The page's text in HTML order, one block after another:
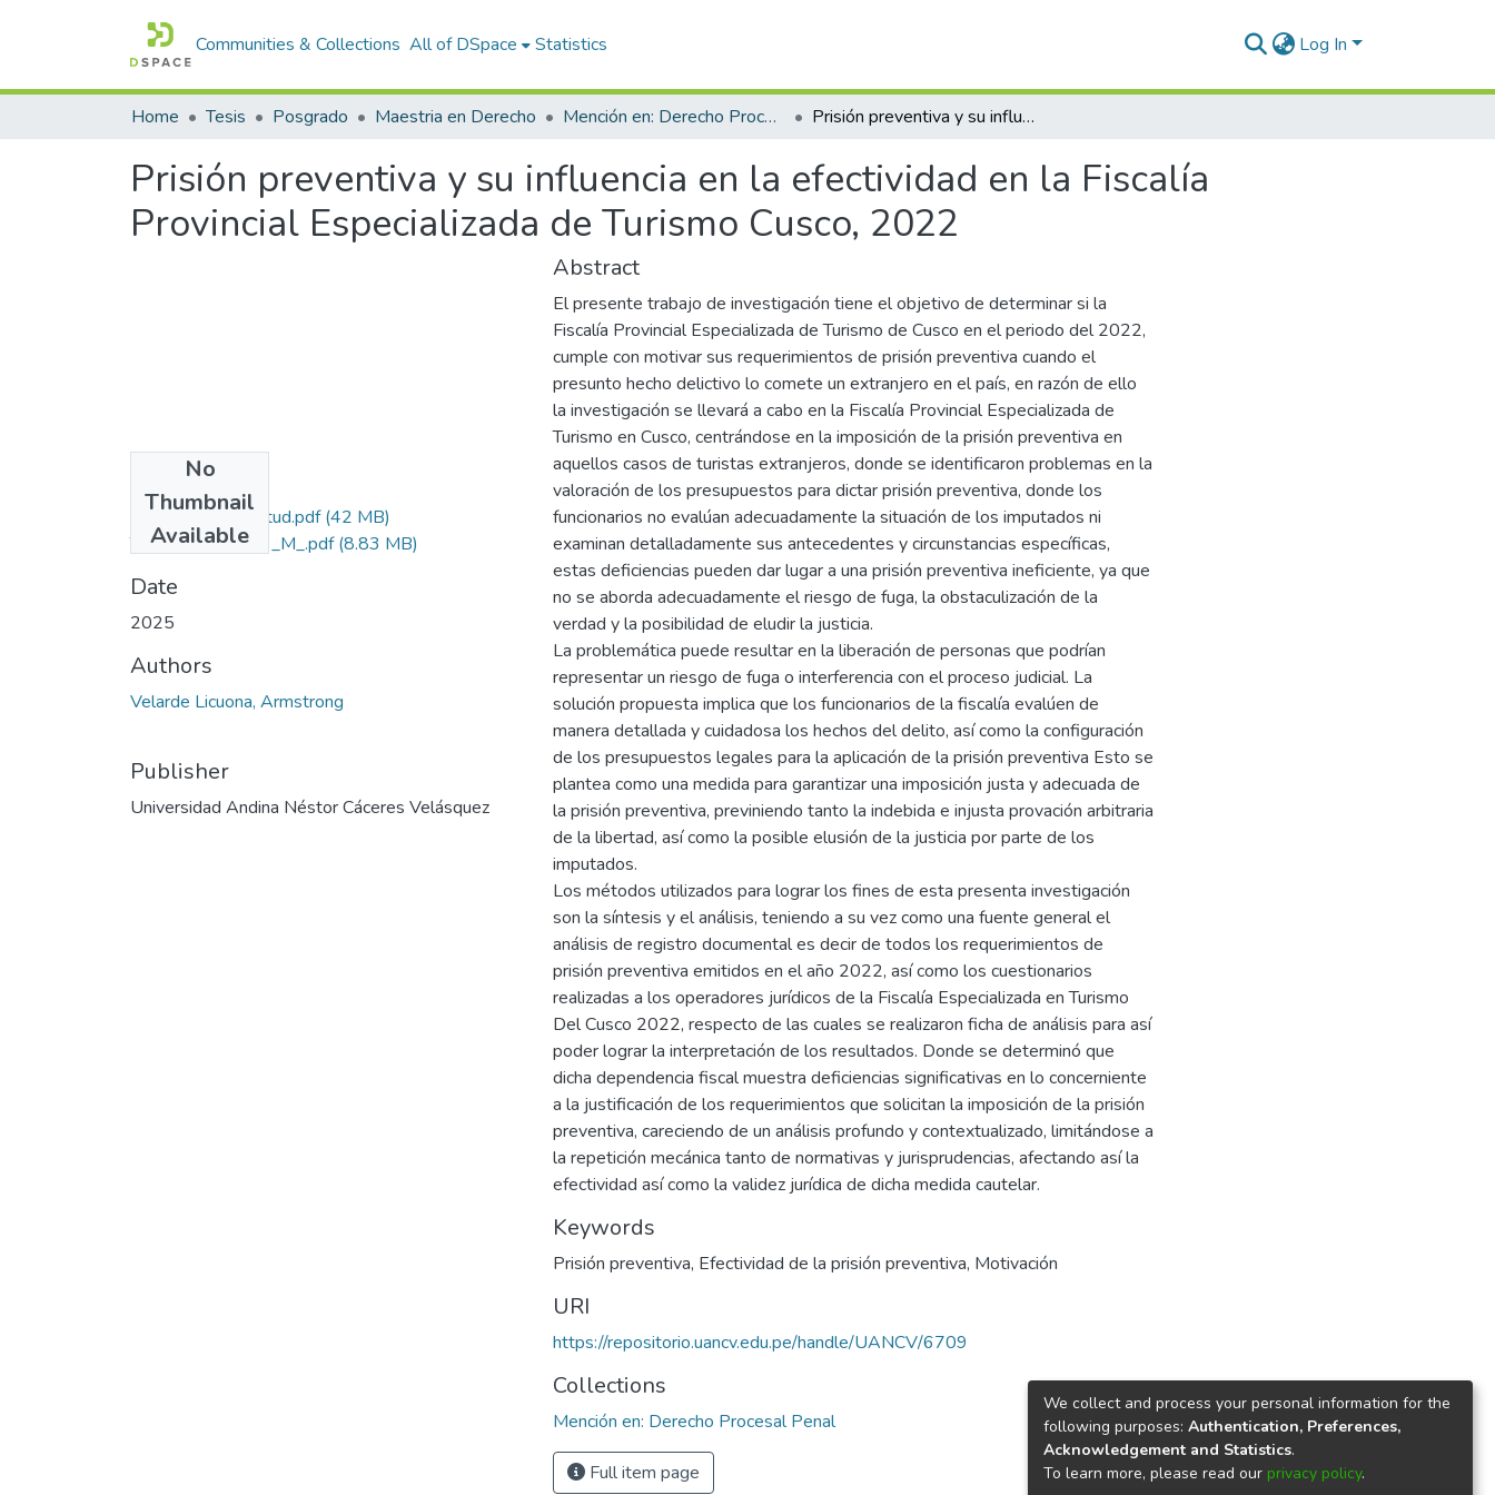
Communities & Collections All of DSpace Statistics Log In
Home Tesis Posgrado Maestria en Derecho Mención en: Derecho Procesal Penal Prisión preventiva y su influencia en la efectividad en la Fiscalía Provincial Especializada de Turismo Cusco, 2022
Prisión preventiva y su influencia en la efectividad en la Fiscalía
Provincial Especializada de Turismo Cusco, 2022
No
Thumbnail
Available
Grado de Similitud.pdf(42 MB)
T036_45629309_M_.pdf(8.83 MB)
Date
2025
Authors
Velarde Licuona, Armstrong
Publisher
Universidad Andina Néstor Cáceres Velásquez
Abstract
El presente trabajo de investigación tiene el objetivo de determinar si la
Fiscalía Provincial Especializada de Turismo de Cusco en el periodo del 2022,
cumple con motivar sus requerimientos de prisión preventiva cuando el
presunto hecho delictivo lo comete un extranjero en el país, en razón de ello
la investigación se llevará a cabo en la Fiscalía Provincial Especializada de
Turismo en Cusco, centrándose en la imposición de la prisión preventiva en
aquellos casos de turistas extranjeros, donde se identificaron problemas en la
valoración de los presupuestos para dictar prisión preventiva, donde los
funcionarios no evalúan adecuadamente la situación de los imputados ni
examinan detalladamente sus antecedentes y circunstancias específicas,
estas deficiencias pueden dar lugar a una prisión preventiva ineficiente, ya que
no se aborda adecuadamente el riesgo de fuga, la obstaculización de la
verdad y la posibilidad de eludir la justicia.
La problemática puede resultar en la liberación de personas que podrían
representar un riesgo de fuga o interferencia con el proceso judicial. La
solución propuesta implica que los funcionarios de la fiscalía evalúen de
manera detallada y cuidadosa los hechos del delito, así como la configuración
de los presupuestos legales para la aplicación de la prisión preventiva Esto se
plantea como una medida para garantizar una imposición justa y adecuada de
la prisión preventiva, previniendo tanto la indebida e injusta provación arbitraria
de la libertad, así como la posible elusión de la justicia por parte de los
imputados.
Los métodos utilizados para lograr los fines de esta presenta investigación
son la síntesis y el análisis, teniendo a su vez como una fuente general el
análisis de registro documental es decir de todos los requerimientos de
prisión preventiva emitidos en el año 2022, así como los cuestionarios
realizadas a los operadores jurídicos de la Fiscalía Especializada en Turismo
Del Cusco 2022, respecto de las cuales se realizaron ficha de análisis para así
poder lograr la interpretación de los resultados. Donde se determinó que
dicha dependencia fiscal muestra deficiencias significativas en lo concerniente
a la justificación de los requerimientos que solicitan la imposición de la prisión
preventiva, careciendo de un análisis profundo y contextualizado, limitándose a
la repetición mecánica tanto de normativas y jurisprudencias, afectando así la
efectividad así como la validez jurídica de dicha medida cautelar.
Keywords
Prisión preventiva, Efectividad de la prisión preventiva, Motivación
URI
https://repositorio.uancv.edu.pe/handle/UANCV/6709
Collections
Mención en: Derecho Procesal Penal
Full item page
We collect and process your personal information for the
following purposes: Authentication, Preferences,
Acknowledgement and Statistics.
To learn more, please read our privacy policy.